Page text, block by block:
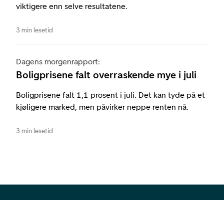
viktigere enn selve resultatene.
3 min lesetid
Dagens morgenrapport:
Boligprisene falt overraskende mye i juli
Boligprisene falt 1,1 prosent i juli. Det kan tyde på et
kjøligere marked, men påvirker neppe renten nå.
3 min lesetid